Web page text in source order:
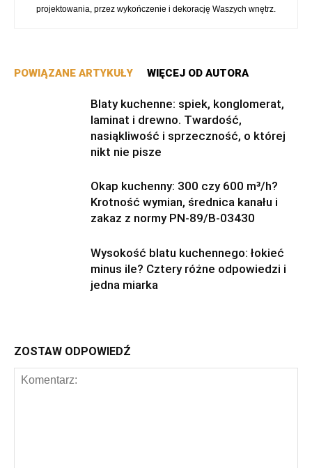
projektowania, przez wykończenie i dekorację Waszych wnętrz.
POWIĄZANE ARTYKUŁY WIĘCEJ OD AUTORA
Blaty kuchenne: spiek, konglomerat,
laminat i drewno. Twardość,
nasiąkliwość i sprzeczność, o której
nikt nie pisze
Okap kuchenny: 300 czy 600 m³/h?
Krotność wymian, średnica kanału i
zakaz z normy PN-89/B-03430
Wysokość blatu kuchennego: łokieć
minus ile? Cztery różne odpowiedzi i
jedna miarka
ZOSTAW ODPOWIEDŹ